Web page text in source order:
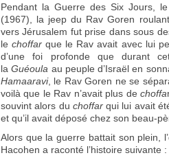
Pendant la Guerre des Six Jours,
(1967), la jeep du Rav Goren
vers Jérusalem fut prise dans sous
le choffar que le Rav avait avec lui
d’une foi profonde que durant
la Guéoula au peuple d’Israël en
Hamaaravi, le Rav Goren ne se
voilà que le Rav n’avait plus de choffa
souvint alors du choffar qui lui avait
et qu’il avait déposé chez son beau-
Alors que la guerre battait son plein,
Hacohen a raconté l’histoire suivante :